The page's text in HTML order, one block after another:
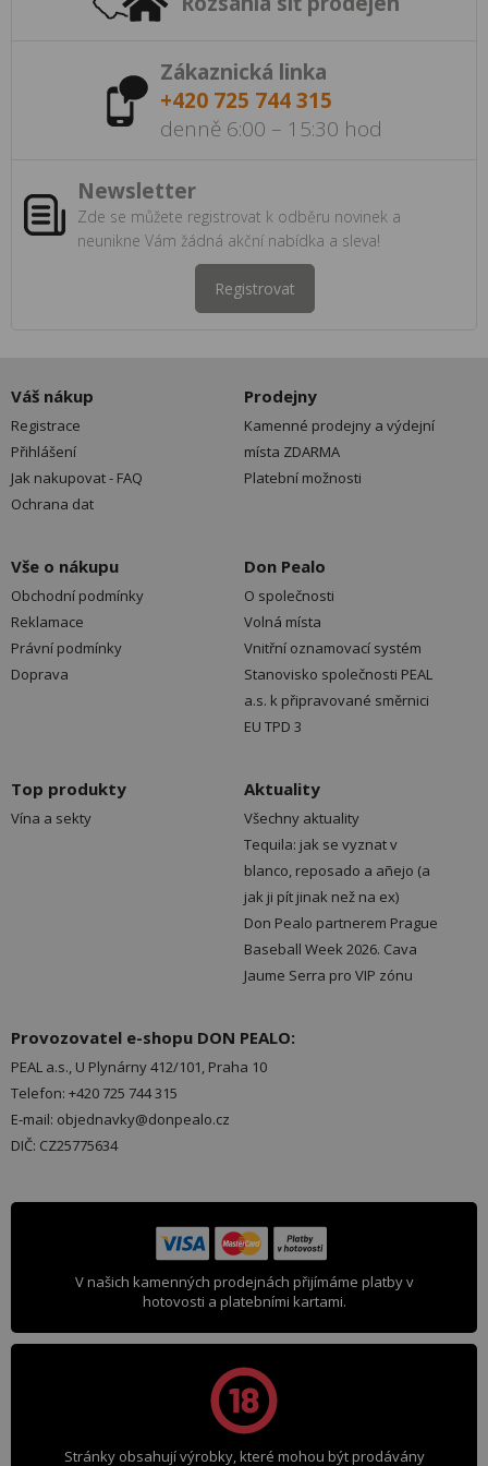
Zákaznická linka
+420 725 744 315
denně 6:00 – 15:30 hod
Newsletter
Zde se můžete registrovat k odběru novinek a
neunikne Vám žádná akční nabídka a sleva!
Registrovat
Váš nákup
Registrace
Přihlášení
Jak nakupovat - FAQ
Ochrana dat
Prodejny
Kamenné prodejny a výdejní
místa ZDARMA
Platební možnosti
Vše o nákupu
Obchodní podmínky
Reklamace
Právní podmínky
Doprava
Don Pealo
O společnosti
Volná místa
Vnitřní oznamovací systém
Stanovisko společnosti PEAL
a.s. k připravované směrnici
EU TPD 3
Top produkty
Vína a sekty
Aktuality
Všechny aktuality
Tequila: jak se vyznat v
blanco, reposado a añejo (a
jak ji pít jinak než na ex)
Don Pealo partnerem Prague
Baseball Week 2026. Cava
Jaume Serra pro VIP zónu
Provozovatel e-shopu DON PEALO:
PEAL a.s., U Plynárny 412/101, Praha 10
Telefon: +420 725 744 315
E-mail: objednavky@donpealo.cz
DIČ: CZ25775634
V našich kamenných prodejnách přijímáme platby v
hotovosti a platebními kartami.
Stránky obsahují výrobky, které mohou být prodávány